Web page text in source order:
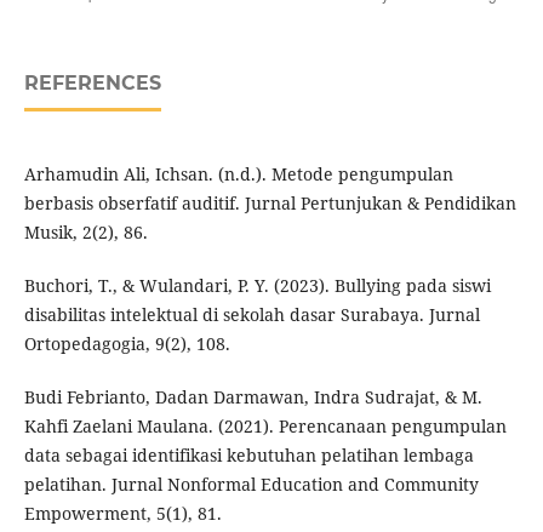
REFERENCES
Arhamudin Ali, Ichsan. (n.d.). Metode pengumpulan
berbasis obserfatif auditif. Jurnal Pertunjukan & Pendidikan
Musik, 2(2), 86.
Buchori, T., & Wulandari, P. Y. (2023). Bullying pada siswi
disabilitas intelektual di sekolah dasar Surabaya. Jurnal
Ortopedagogia, 9(2), 108.
Budi Febrianto, Dadan Darmawan, Indra Sudrajat, & M.
Kahfi Zaelani Maulana. (2021). Perencanaan pengumpulan
data sebagai identifikasi kebutuhan pelatihan lembaga
pelatihan. Jurnal Nonformal Education and Community
Empowerment, 5(1), 81.